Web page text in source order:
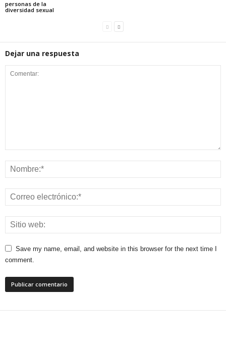
personas de la
diversidad sexual
Dejar una respuesta
Save my name, email, and website in this browser for the next time I
comment.